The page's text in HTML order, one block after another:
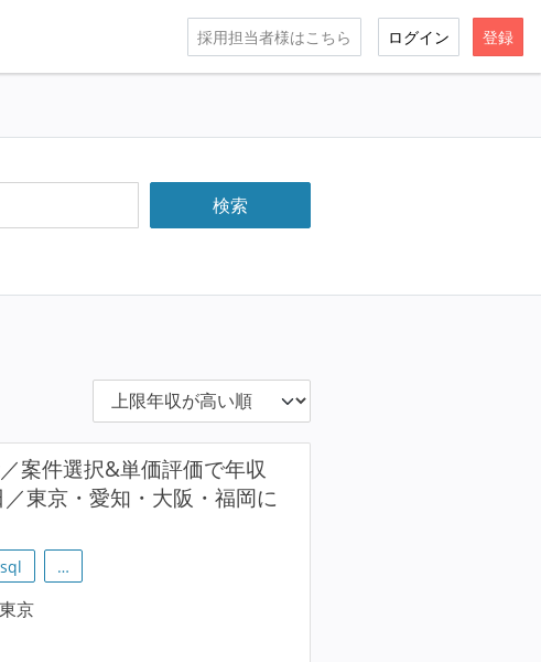
採用担当者様はこちら ログイン 登録
案件選択&単価評価で年収
東京・愛知・大阪・福岡に
…
東京